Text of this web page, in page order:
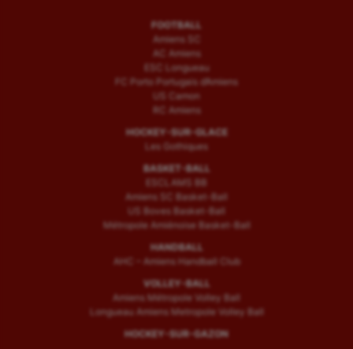
FOOTBALL
Amiens SC
AC Amiens
ESC Longueau
FC Porto Portugais d’Amiens
US Camon
RC Amiens
HOCKEY-SUR-GLACE
Les Gothiques
BASKET-BALL
ESCLAMS BB
Amiens SC Basket-Ball
US Boves Basket-Ball
Métropole Amiénoise Basket-Ball
HANDBALL
AHC – Amiens Handball Club
VOLLEY-BALL
Amiens Métropole Volley Ball
Longueau Amiens Metropole Volley Ball
HOCKEY-SUR-GAZON